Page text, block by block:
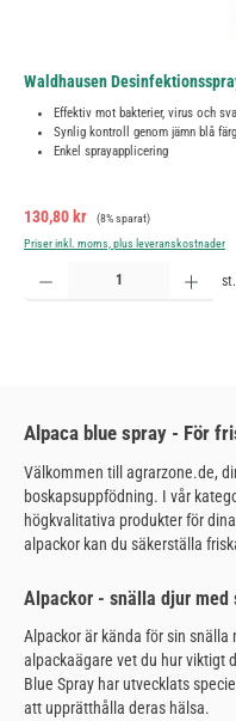
Waldhausen
Effektiv mot bakterier, virus och
Synlig kontroll genom jämn blå färg
Enkel sprayapplicering
Försäljningspris:
130,80 kr Ordinarie pris:
(8% sparat)
Priser inkl. moms, plus leveranskostnader
Produktkvantitet: Ange önskat belopp
st.
Alpaca blue spray - För
Välkommen till agrarzone.de,
boskapsuppfödning. I vår
högkvalitativa produkter för
alpackor kan du säkerställa
Alpackor - snälla djur med
Alpackor är kända för sin
alpackaägare vet du hur viktigt
Blue Spray har utvecklats
att upprätthålla deras hälsa.